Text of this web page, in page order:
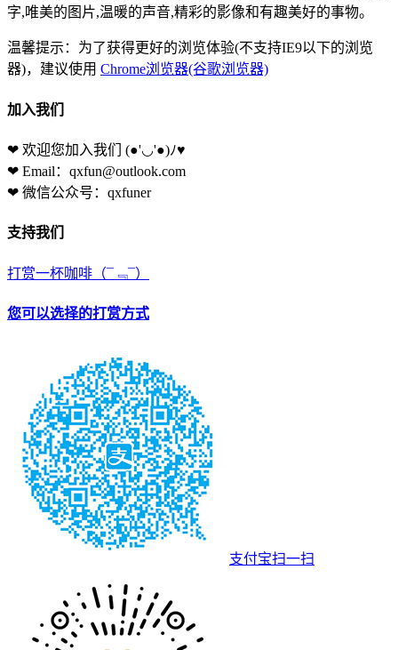
字,唯美的图片,温暖的声音,精彩的影像和有趣美好的事物。
温馨提示：为了获得更好的浏览体验(不支持IE9以下的浏览
器)，建议使用 Chrome浏览器(谷歌浏览器)
加入我们
❤ 欢迎您加入我们 (●'◡'●)ﾉ♥
❤ Email：qxfun@outlook.com
❤ 微信公众号：qxfuner
支持我们
打赏一杯咖啡 （¯﹃¯）
您可以选择的打赏方式
支付宝扫一扫